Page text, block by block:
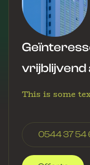
This is some
0544 37 54